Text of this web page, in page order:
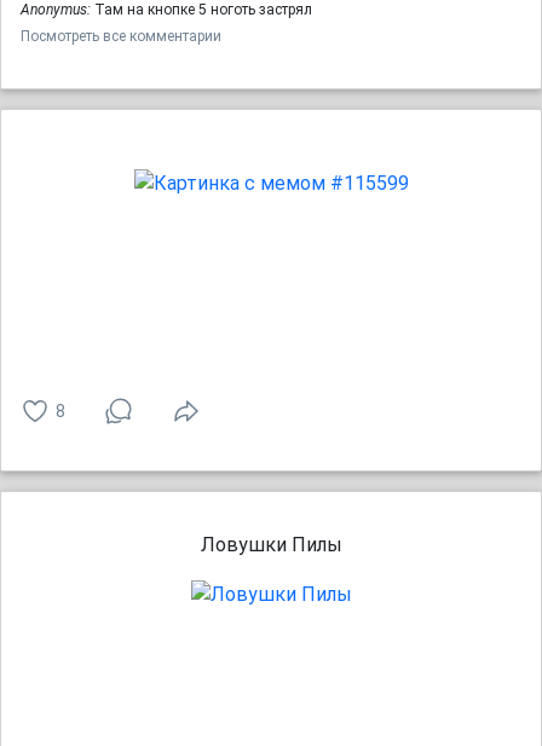
Anonymus: Там на кнопке 5 ноготь застрял
Посмотреть все комментарии
8
Ловушки Пилы